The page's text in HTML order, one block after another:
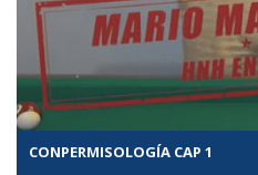
CONPERMISOLOGÍA CAP 1